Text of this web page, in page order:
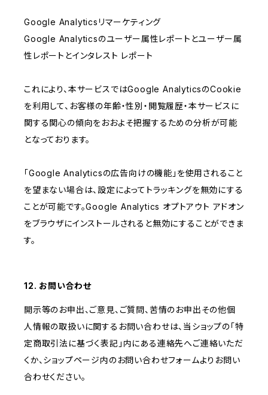
Google Analyticsリマーケティング
Google Analyticsのユーザー属性レポートとユーザー属
性レポートとインタレスト レポート
これにより、本サービスではGoogle AnalyticsのCookie
を利用して、お客様の年齢・性別・閲覧履歴・本サービスに
関する関心の傾向をおおよそ把握するための分析が可能
となっております。
「Google Analyticsの広告向けの機能」を使用されること
を望まない場合は、設定によってトラッキングを無効にする
ことが可能です。Google Analytics オプトアウト アドオン
をブラウザにインストールされると無効にすることができま
す。
12. お問い合わせ
開示等のお申出、ご意見、ご質問、苦情のお申出その他個
人情報の取扱いに関するお問い合わせは、当ショップの「特
定商取引法に基づく表記」内にある連絡先へご連絡いただ
くか、ショップページ内のお問い合わせフォームよりお問い
合わせください。